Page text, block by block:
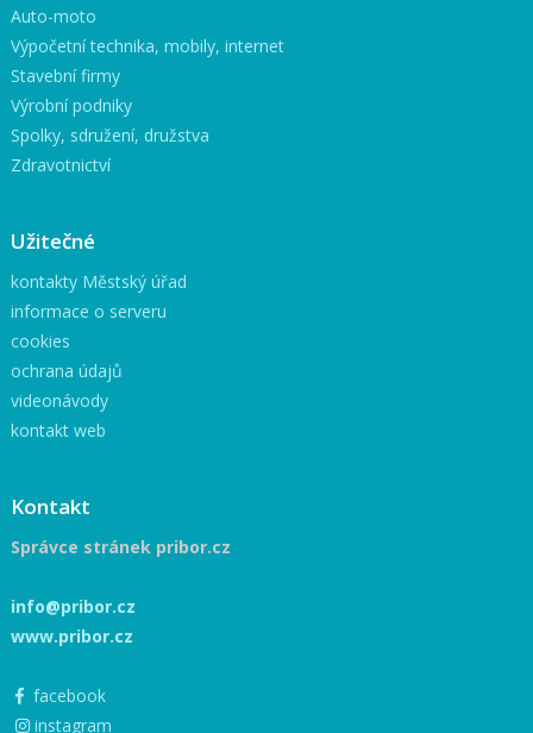
Auto-moto
Výpočetní technika, mobily, internet
Stavební firmy
Výrobní podniky
Spolky, sdružení, družstva
Zdravotnictví
Užitečné
kontakty Městský úřad
informace o serveru
cookies
ochrana údajů
videonávody
kontakt web
Kontakt
Správce stránek pribor.cz
info@pribor.cz
www.pribor.cz
facebook
instagram